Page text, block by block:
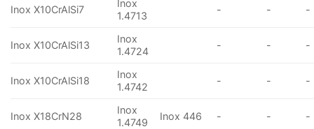
Inox X10CrAlSi7
Inox
1.4713
- - -
Inox X10CrAlSi13
Inox
1.4724
- - -
Inox X10CrAlSi18
Inox
1.4742
- - -
Inox X18CrN28
Inox
1.4749
Inox 446 - - -